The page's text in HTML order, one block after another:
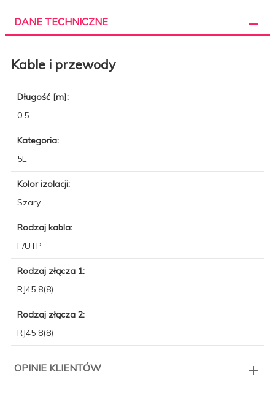
DANE TECHNICZNE
Kable i przewody
Długość [m]:
0.5
Kategoria:
5E
Kolor izolacji:
Szary
Rodzaj kabla:
F/UTP
Rodzaj złącza 1:
RJ45 8(8)
Rodzaj złącza 2:
RJ45 8(8)
OPINIE KLIENTÓW